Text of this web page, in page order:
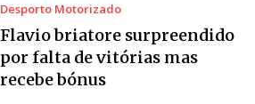
Desporto Motorizado
Flavio briatore surpreendido
por falta de vitórias mas
recebe bónus